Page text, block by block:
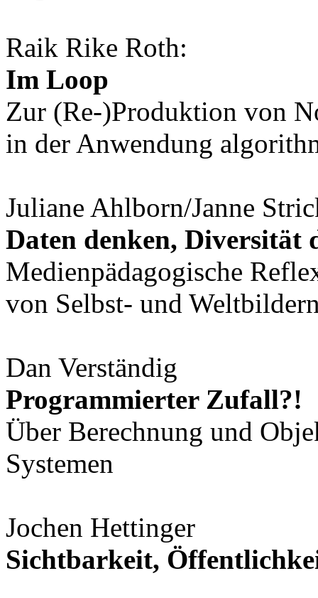
Raik Rike Roth:
Im Loop
Zur (Re-)Produktion von
in der Anwendung
Juliane Ahlborn/Janne
Daten denken, Diversität
Medienpädagogische
von Selbst- und
Dan Verständig
Programmierter Zufall?!
Über Berechnung und
Systemen
Jochen Hettinger
Sichtbarkeit,